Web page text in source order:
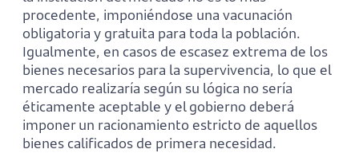
procedente, imponiéndose una vacunación
obligatoria y gratuita para toda la población.
Igualmente, en casos de escasez extrema de los
bienes necesarios para la supervivencia, lo que el
mercado realizaría según su lógica no sería
éticamente aceptable y el gobierno deberá
imponer un racionamiento estricto de aquellos
bienes calificados de primera necesidad.